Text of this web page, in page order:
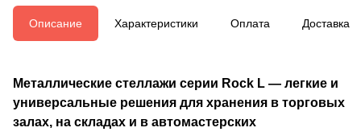
Описание Характеристики Оплата Доставка
Металлические стеллажи серии Rock L — легкие и
универсальные решения для хранения в торговых
залах, на складах и в автомастерских